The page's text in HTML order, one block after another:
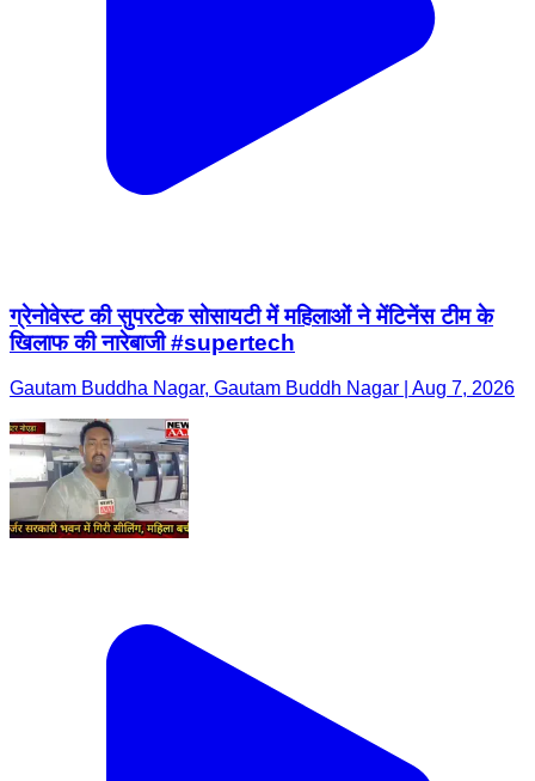
ग्रेनोवेस्ट की सुपरटेक सोसायटी में महिलाओं ने मेंटिनेंस टीम के
खिलाफ की नारेबाजी #supertech
Gautam Buddha Nagar, Gautam Buddh Nagar | Aug 7, 2026